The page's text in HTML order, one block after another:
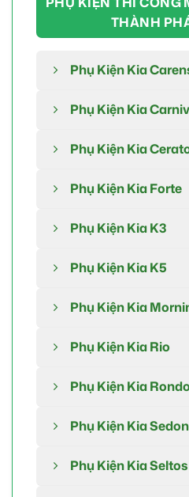
THÀNH
Phụ Kiện Kia
Phụ Kiện Kia
Phụ Kiện Kia
Phụ Kiện Kia Forte
Phụ Kiện Kia K3
Phụ Kiện Kia K5
Phụ Kiện Kia
Phụ Kiện Kia Rio
Phụ Kiện Kia Rondo
Phụ Kiện Kia
Phụ Kiện Kia Seltos